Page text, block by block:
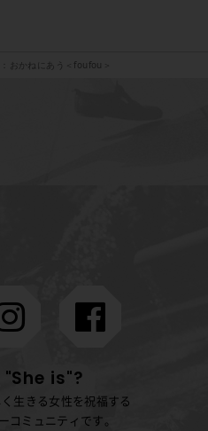
おかねにあう＜foufou＞
is"?
生きる女性を祝福する
コミュニティです。